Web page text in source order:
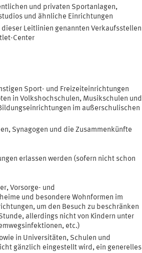
und privaten Sportanlagen,
und ähnliche Einrichtungen
Leitlinien genannten Verkaufsstellen
Center
Sport- und Freizeiteinrichtungen
in Volkshochschulen, Musikschulen und
im außerschulischen
Synagogen und die Zusammenkünfte
erlassen werden (sofern nicht schon
Vorsorge- und
und besondere Wohnformen im
um den Besuch zu beschränken
allerdings nicht von Kindern unter
etc.)
in Universitäten, Schulen und
gänzlich eingestellt wird, ein generelles